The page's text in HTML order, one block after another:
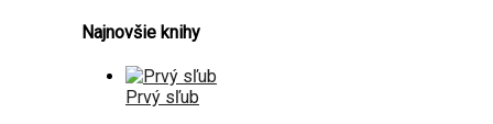
Najnovšie knihy
Prvý sľub